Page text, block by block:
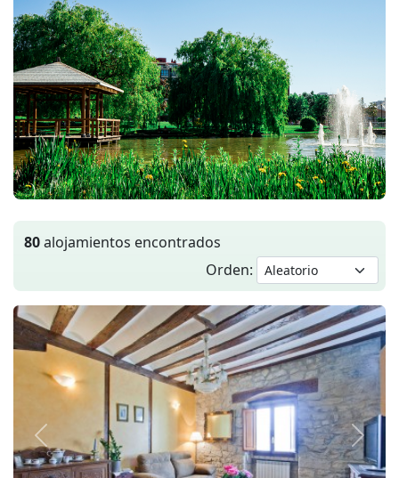
80alojamientos encontrados
Orden:
Anterior